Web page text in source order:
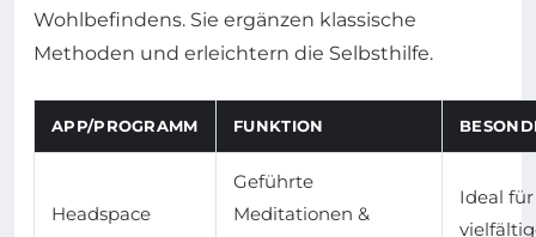
Wohlbefindens. Sie ergänzen klassische
Methoden und erleichtern die Selbsthilfe.
APP/PROGRAMM FUNKTION
Headspace
Geführte
Meditationen &
Ideal